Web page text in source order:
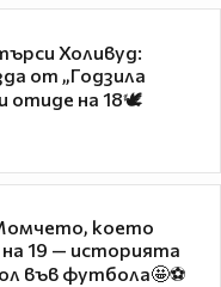
Холивуд:
от „Годзила
отиде на 18🕊️
което
19 — историята
във футбола🤩⚽